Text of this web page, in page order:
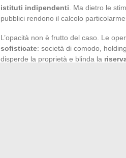
istituti indipendenti . Ma dietro le
pubblici rendono il calcolo
L’opacità non è frutto del caso. Le
sofisticate: società di comodo,
disperde la proprietà e blinda la